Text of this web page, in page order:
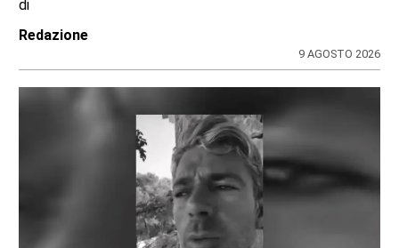
di
Redazione
9 AGOSTO 2026